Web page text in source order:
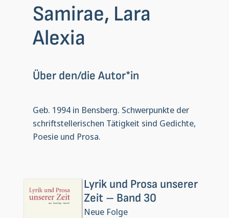
Samirae, Lara
Alexia
Über den/die Autor*in
Geb. 1994 in Bensberg. Schwerpunkte der
schriftstellerischen Tätigkeit sind Gedichte,
Poesie und Prosa.
Lyrik und Prosa unserer
Zeit – Band 30
Neue Folge